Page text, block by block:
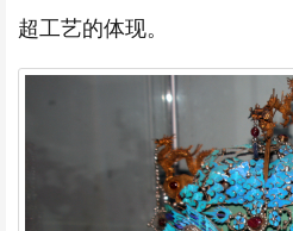
超工艺的体现。